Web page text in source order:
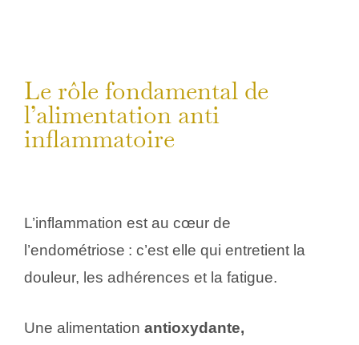
Le rôle fondamental de
l’alimentation anti
inflammatoire
L’inflammation est au cœur de
l’endométriose : c’est elle qui entretient la
douleur, les adhérences et la fatigue.
Une alimentation antioxydante,